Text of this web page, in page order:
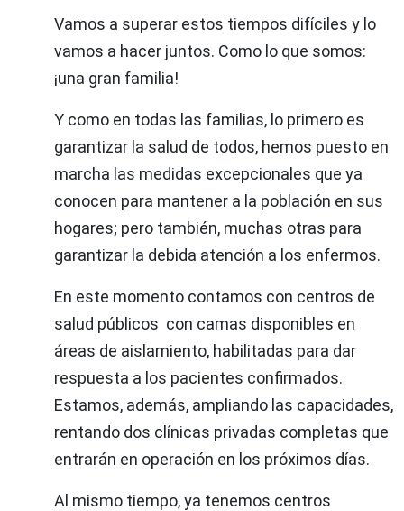
Vamos a superar estos tiempos difíciles y lo
vamos a hacer juntos. Como lo que somos:
¡una gran familia!
Y como en todas las familias, lo primero es
garantizar la salud de todos, hemos puesto en
marcha las medidas excepcionales que ya
conocen para mantener a la población en sus
hogares; pero también, muchas otras para
garantizar la debida atención a los enfermos.
En este momento contamos con centros de
salud públicos con camas disponibles en
áreas de aislamiento, habilitadas para dar
respuesta a los pacientes confirmados.
Estamos, además, ampliando las capacidades,
rentando dos clínicas privadas completas que
entrarán en operación en los próximos días.
Al mismo tiempo, ya tenemos centros